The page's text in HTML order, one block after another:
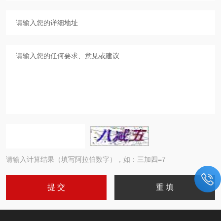
请输入计算结果（填写阿拉伯数字），如：三加四=7